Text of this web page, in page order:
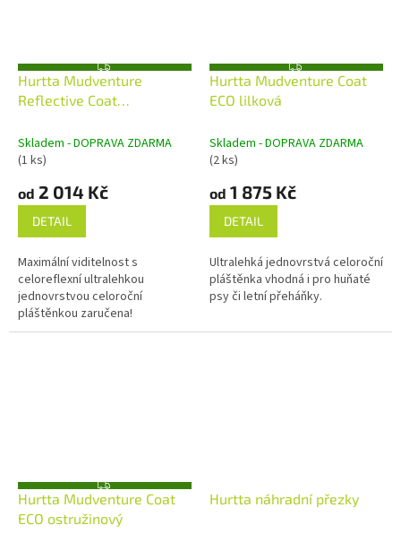
Z
D
R
Hurtta Mudventure
Reflective Coat
Skladem - DOPRAVA ZDARMA
(1 ks)
od 2 014 Kč
DETAIL
Maximální viditelnost s
celoreflexní ultralehkou
jednovrstvou celoroční
pláštěnkou zaručena!
Z
D
Hurtta Mudventure Coat
ECO lilková
Skladem - DOPRAVA ZDARMA
(2 ks)
od 1 875 Kč
DETAIL
Ultralehká jednovrstvá celoroční
pláštěnka vhodná i pro huňaté
psy či letní přeháňky.
Z
D
R
Hurtta Mudventure Coat
ECO ostružinový
Hurtta náhradní přezky